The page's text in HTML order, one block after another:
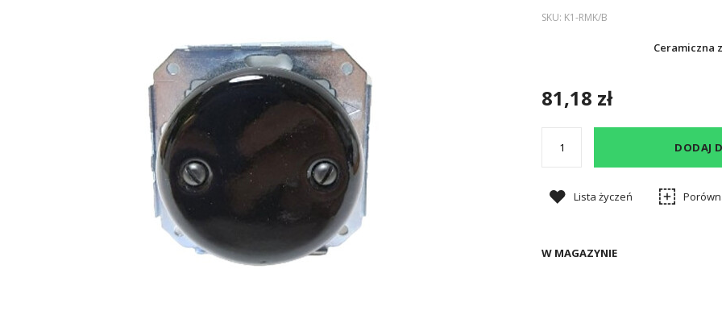
SKU: K1-RMK/B
Ceramiczna
81,18 zł
DODAJ
Lista życzeń
W MAGAZYNIE